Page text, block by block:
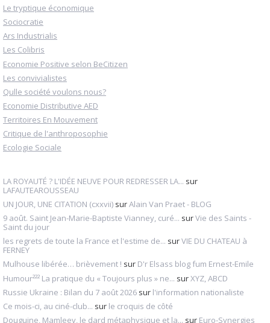
Le tryptique économique
Sociocratie
Ars Industrialis
Les Colibris
Economie Positive selon BeCitizen
Les convivialistes
Qulle société voulons nous?
Economie Distributive AED
Territoires En Mouvement
Critique de l'anthroposophie
Ecologie Sociale
LA ROYAUTÉ ? L'IDÉE NEUVE POUR REDRESSER LA... sur
LAFAUTEAROUSSEAU
UN JOUR, UNE CITATION (cxxvii) surAlain Van Praet - BLOG
9 août. Saint Jean-Marie-Baptiste Vianney, curé... surVie des Saints -
Saint du jour
les regrets de toute la France et l'estime de... surVIE DU CHATEAU à
FERNEY
Mulhouse libérée… brièvement ! sur D'r Elsass blog fum Ernest-Emile
Humour²²² La pratique du « Toujours plus » ne... surXYZ, ABCD
Russie Ukraine : Bilan du 7 août 2026 sur l'information nationaliste
Ce mois-ci, au ciné-club... sur le croquis de côté
Douguine, Mamleev, le dard métaphysique et la... sur Euro-Synergies